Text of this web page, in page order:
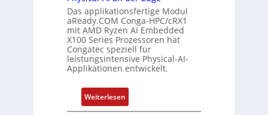
g
e
r
c
a
t
-
r
c
Das applikationsfertige Modul
aReady.COM Conga-HPC/cRX1
mit AMD Ryzen AI Embedded
X100 Series Prozessoren hat
Congatec speziell für
leistungsintensive Physical-AI-
Applikationen entwickelt.
Weiterlesen:
P